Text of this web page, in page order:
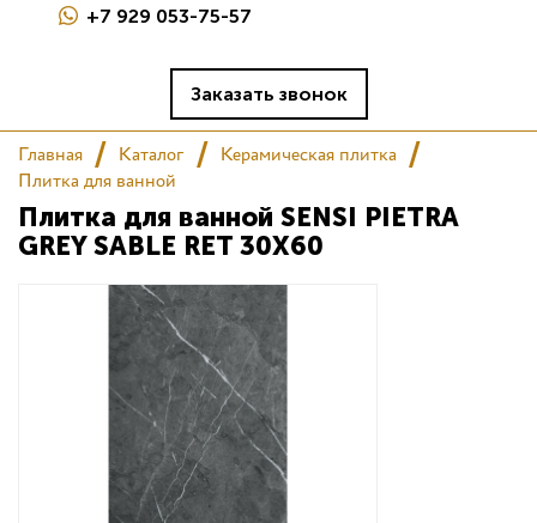
Керамическая плитка
Салон
Сертификаты
Дизайнерам
Комплекс услуг
+7 929 053-75-57
Заказать звонок
Главная Каталог
Керамическая плитка
Плитка для ванной
Плитка для ванной SENSI PIETRA
GREY SABLE RET 30X60